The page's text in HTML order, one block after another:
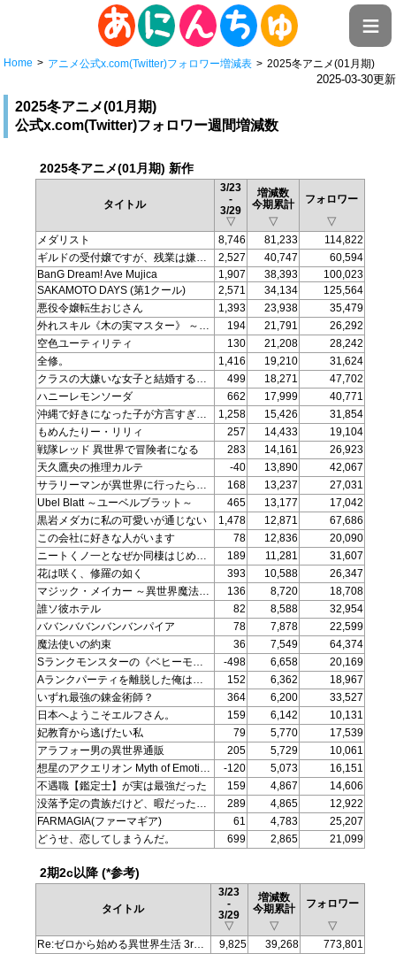
≡
Home アニメ公式x.com(Twitter)フォロワー増減表 2025冬アニメ(01月期)
2025-03-30更新
2025冬アニメ(01月期)
公式x.com(Twitter)フォロワー週間増減数
2025冬アニメ(01月期) 新作
タイトル
3/23
-
3/29
▽
増減数
今期累計
▽
フォロワー
▽
メダリスト
8,746 81,233
114,822
ギルドの受付嬢ですが、残業は嫌なのでボスをソロ討伐しようと思います
2,527 40,747
60,594
BanG Dream! Ave Mujica
1,907 38,393
100,023
SAKAMOTO DAYS (第1クール)
2,571 34,134
125,564
悪役令嬢転生おじさん
1,393 23,938
35,479
194 21,791
26,292
空色ユーティリティ
130 21,208
28,242
全修。
1,416 19,210
31,624
499 18,271
47,702
ハニーレモンソーダ
662 17,999
40,771
沖縄で好きになった子が方言すぎてツラすぎる
1,258 15,426
31,854
もめんたりー・リリィ
257 14,433
19,104
戦隊レッド 異世界で冒険者になる
283 14,161
26,923
天久鷹央の推理カルテ
-40 13,890
42,067
168 13,237
27,031
Ubel Blatt ～ユーベルブラット～
465 13,177
17,042
黒岩メダカに私の可愛いが通じない
1,478 12,871
67,686
この会社に好きな人がいます
78 12,836
20,090
189 11,281
31,607
花は咲く、修羅の如く
393 10,588
26,347
マジック・メイカー ～異世界魔法の作り方～
136 8,720
18,708
誰ソ彼ホテル
82 8,588
32,954
ババンババンバンバンパイア
78 7,878
22,599
魔法使いの約束
36 7,549
64,374
-498 6,658
20,169
152 6,362
18,967
いずれ最強の錬金術師？
364 6,200
33,527
日本へようこそエルフさん。
159 6,142
10,131
妃教育から逃げたい私
79 5,770
17,539
アラフォー男の異世界通販
205 5,729
10,061
-120 5,073
16,151
不遇職【鑑定士】が実は最強だった
159 4,867
14,606
289 4,865
12,922
FARMAGIA(ファーマギア)
61 4,783
25,207
どうせ、恋してしまうんだ。
699 2,865 21,099
2期2c以降 (*参考)
タイトル
3/23
-
3/29
▽
増減数
今期累計
▽
フォロワー
▽
Re:ゼロから始める異世界生活 3rd season 反撃編
9,825 39,268
773,801